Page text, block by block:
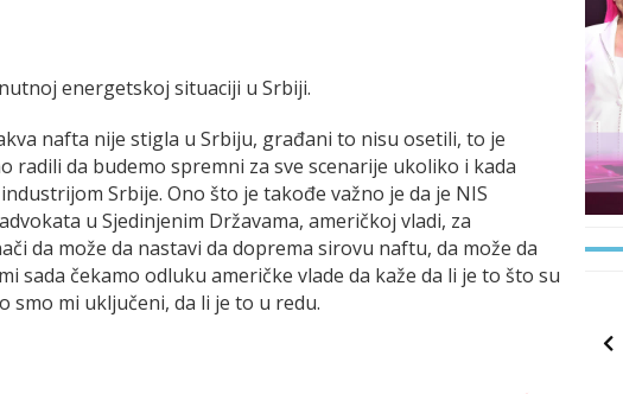
energetskoj situaciji u Srbiji.
nafta nije stigla u Srbiju, građani to nisu osetili, to je
radili da budemo spremni za sve scenarije ukoliko i kada
Srbije. Ono što je takođe važno je da je NIS
u Sjedinjenim Državama, američkoj vladi, za
da može da nastavi da doprema sirovu naftu, da može da
sada čekamo odluku američke vlade da kaže da li je to što su
smo mi uključeni, da li je to u redu.